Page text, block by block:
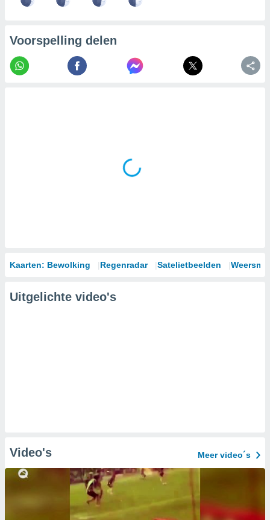
Voorspelling delen
Kaarten: Bewolking Regenradar Satelietbeelden
Uitgelichte video's
Video's Meer video´s